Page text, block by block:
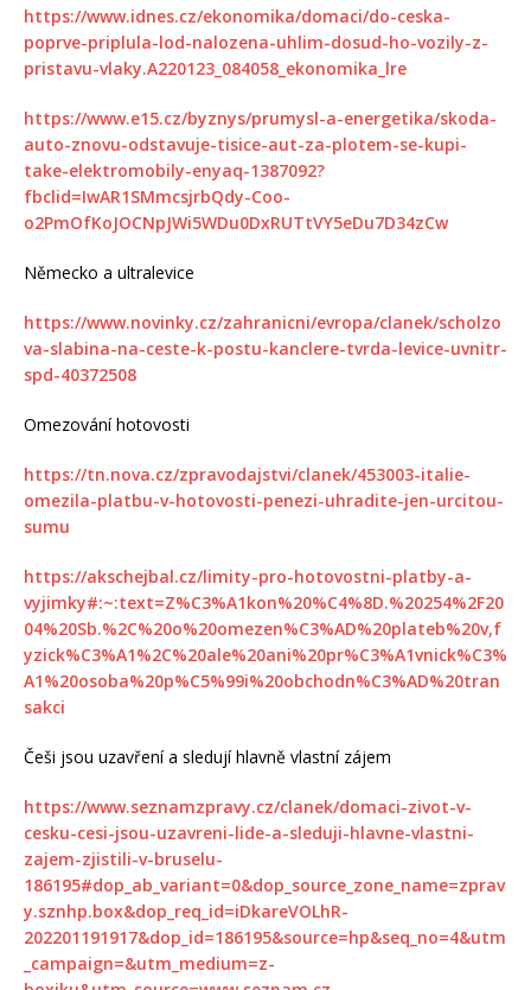
https://www.idnes.cz/ekonomika/domaci/do-ceska-
poprve-priplula-lod-nalozena-uhlim-dosud-ho-vozily-z-
pristavu-vlaky.A220123_084058_ekonomika_lre
https://www.e15.cz/byznys/prumysl-a-energetika/skoda-
auto-znovu-odstavuje-tisice-aut-za-plotem-se-kupi-
take-elektromobily-enyaq-1387092?
fbclid=IwAR1SMmcsjrbQdy-Coo-
o2PmOfKoJOCNpJWi5WDu0DxRUTtVY5eDu7D34zCw
Německo a ultralevice
https://www.novinky.cz/zahranicni/evropa/clanek/scholzo
va-slabina-na-ceste-k-postu-kanclere-tvrda-levice-uvnitr-
spd-40372508
Omezování hotovosti
https://tn.nova.cz/zpravodajstvi/clanek/453003-italie-
omezila-platbu-v-hotovosti-penezi-uhradite-jen-urcitou-
sumu
https://akschejbal.cz/limity-pro-hotovostni-platby-a-
vyjimky#:~:text=Z%C3%A1kon%20%C4%8D.%20254%2F20
04%20Sb.%2C%20o%20omezen%C3%AD%20plateb%20v,f
yzick%C3%A1%2C%20ale%20ani%20pr%C3%A1vnick%C3%
A1%20osoba%20p%C5%99i%20obchodn%C3%AD%20tran
sakci
Češi jsou uzavření a sledují hlavně vlastní zájem
https://www.seznamzpravy.cz/clanek/domaci-zivot-v-
cesku-cesi-jsou-uzavreni-lide-a-sleduji-hlavne-vlastni-
zajem-zjistili-v-bruselu-
186195#dop_ab_variant=0&dop_source_zone_name=zprav
y.sznhp.box&dop_req_id=iDkareVOLhR-
202201191917&dop_id=186195&source=hp&seq_no=4&utm
_campaign=&utm_medium=z-